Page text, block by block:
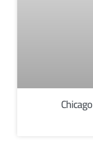
معرض شيكاغو العالمي | Chicago